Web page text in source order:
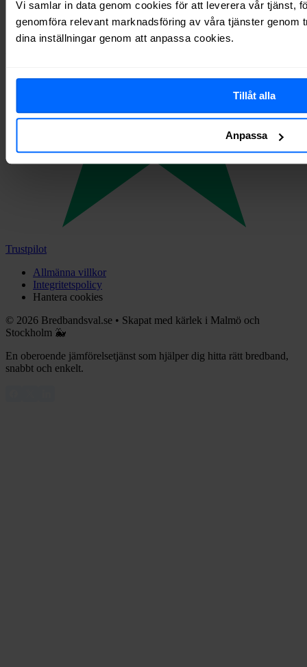
Vi samlar in data genom cookies för att leverera vår tjänst,
genomföra relevant marknadsföring av våra tjänster genom
dina inställningar genom att anpassa cookies.
Tillåt alla
Anpassa
Trustpilot
Allmänna villkor
Integritetspolicy
Hantera cookies
© 2026 Bredbandsval.se • Skapat med kärlek i Malmö och
Stockholm 🐳
En oberoende jämförelsetjänst som hjälper dig hitta rätt bredband,
snabbt och enkelt.